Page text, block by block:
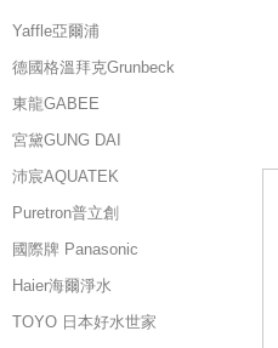
Yaffle亞爾浦
德國格溫拜克Grunbeck
東龍GABEE
宮黛GUNG DAI
沛宸AQUATEK
Puretron普立創
國際牌 Panasonic
Haier海爾淨水
TOYO 日本好水世家